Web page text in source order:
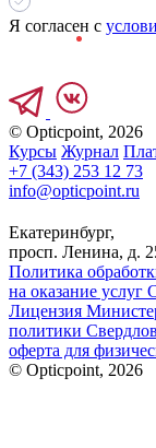
Я согласен с
© Opticpoint, 2026
Курсы Журнал
+7 (343) 253 12 73
info@opticpoint.ru
Екатеринбург,
просп. Ленина, д.
Политика
на оказание услуг
Лицензия
политики
оферта для
© Opticpoint, 2026